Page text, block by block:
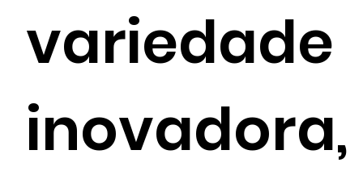
variedade